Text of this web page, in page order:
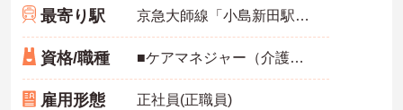
最寄り駅 京急大師線「小島新田駅」徒歩10分
資格/職種 ■ケアマネジャー（介護支援専門員） ※未経験者応相談
雇用形態 正社員(正職員)